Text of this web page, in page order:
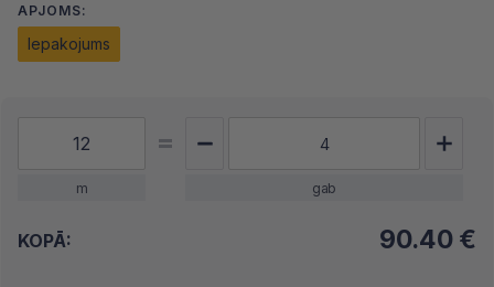
APJOMS:
Iepakojums
m gab
KOPĀ: 90.40 €